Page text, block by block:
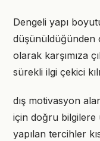
Dengeli yapı
düşünüldüğünden
olarak karşımıza
sürekli ilgi çekici
dış motivasyon
için doğru bilgilere
yapılan tercihler